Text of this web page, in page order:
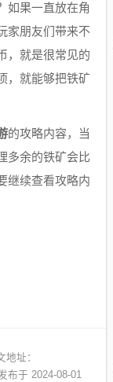
如果一直放在角
家朋友们带来不
，就是很常见的
，就能够把铁矿
的攻略内容，当
多余的铁矿会比
继续查看攻略内
地址：
布于 2024-08-01